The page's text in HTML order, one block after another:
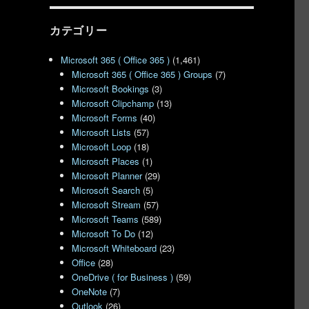
カテゴリー
Microsoft 365 ( Office 365 ) (1,461)
Microsoft 365 ( Office 365 ) Groups (7)
Microsoft Bookings (3)
Microsoft Clipchamp (13)
Microsoft Forms (40)
Microsoft Lists (57)
Microsoft Loop (18)
Microsoft Places (1)
Microsoft Planner(29)
Microsoft Search (5)
Microsoft Stream (57)
Microsoft Teams (589)
Microsoft To Do (12)
Microsoft Whiteboard (23)
Office (28)
OneDrive ( for Business ) (59)
OneNote (7)
Outlook (26)